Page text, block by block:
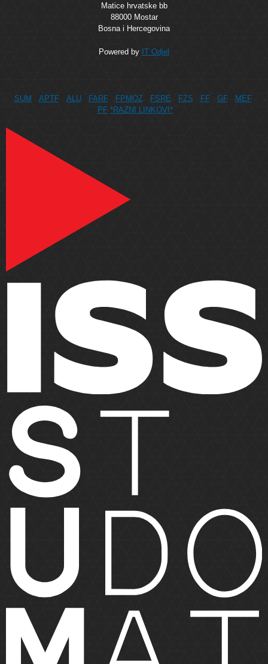
Matice hrvatske bb
88000 Mostar
Bosna i Hercegovina
Powered by IT Odjel
SUM APTF ALU FARF FPMOZ FSRE FZS FF GF
MEF
PF *RAZNI LINKOVI*